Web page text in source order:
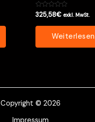
Bewertet
mit
0
325,58€ exkl. MwSt.
Weiterlesen
Copyright © 2026